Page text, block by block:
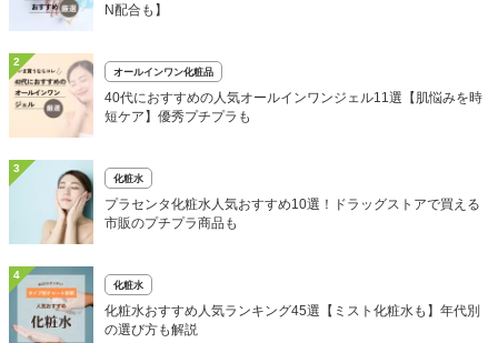
N配合も】
2
オールインワン化粧品
40代におすすめの人気オールインワンジェル11選【肌悩みを時
短ケア】優秀プチプラも
3
化粧水
プラセンタ化粧水人気おすすめ10選！ドラッグストアで買える
市販のプチプラ商品も
4
化粧水
化粧水おすすめ人気ランキング45選【ミスト化粧水も】年代別
の選び方も解説